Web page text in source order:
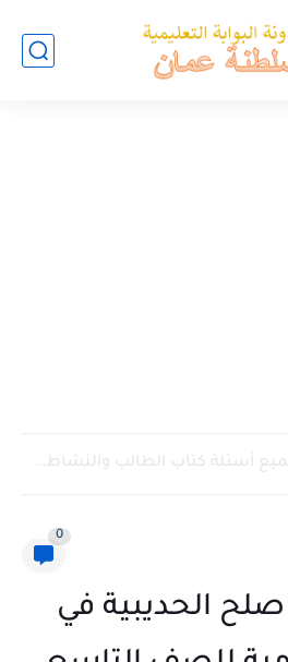
حل جميع أسئلة كتاب الطالب والنشاط في الاحياء للصف العاشر...
0
الحديبية في